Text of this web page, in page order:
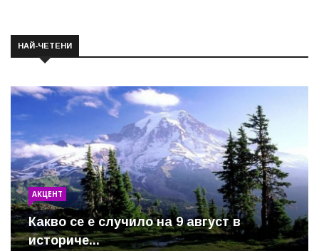
НАЙ-ЧЕТЕНИ
АКЦЕНТ
Какво се е случило на 9 август в
историче...